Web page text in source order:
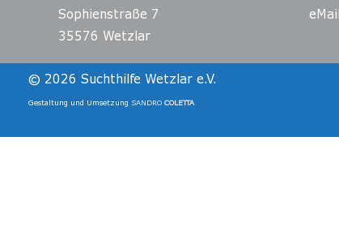
Sophienstraße 7
35576 Wetzlar
© 2026 Suchthilfe Wetzlar e.V.
Gestaltung und Umsetzung SANDRO COLETTA